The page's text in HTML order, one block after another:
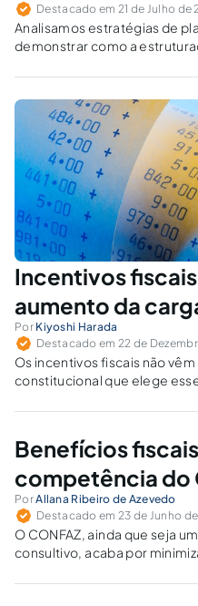
Destacado em 21 de Julho de
Analisamos estratégias de
demonstrar como a
a carga tributária.
Incentivos
aumento da
Por Kiyoshi Harada
Destacado em 22 de
Os incentivos fiscais não
constitucional que elege
dos objetivos fundamentais
Benefícios
competência do
PorAllana Ribeiro de Azevedo
Destacado em 23 de Junho de
O CONFAZ, ainda que seja
consultivo, acaba por